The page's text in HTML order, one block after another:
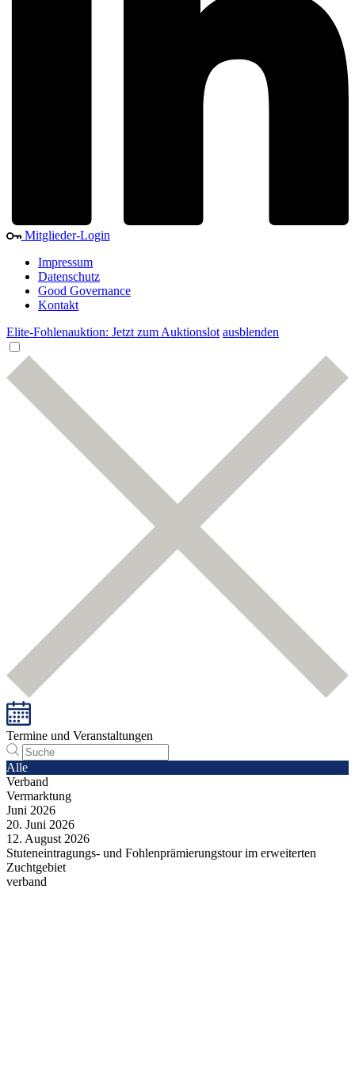
Mitglieder-Login
Impressum
Datenschutz
Good Governance
Kontakt
Elite-Fohlenauktion: Jetzt zum Auktionslot ausblenden
Termine und Veranstaltungen
Alle
Verband
Vermarktung
Juni 2026
20. Juni 2026
12. August 2026
Stuteneintragungs- und Fohlenprämierungstour im erweiterten
Zuchtgebiet
verband